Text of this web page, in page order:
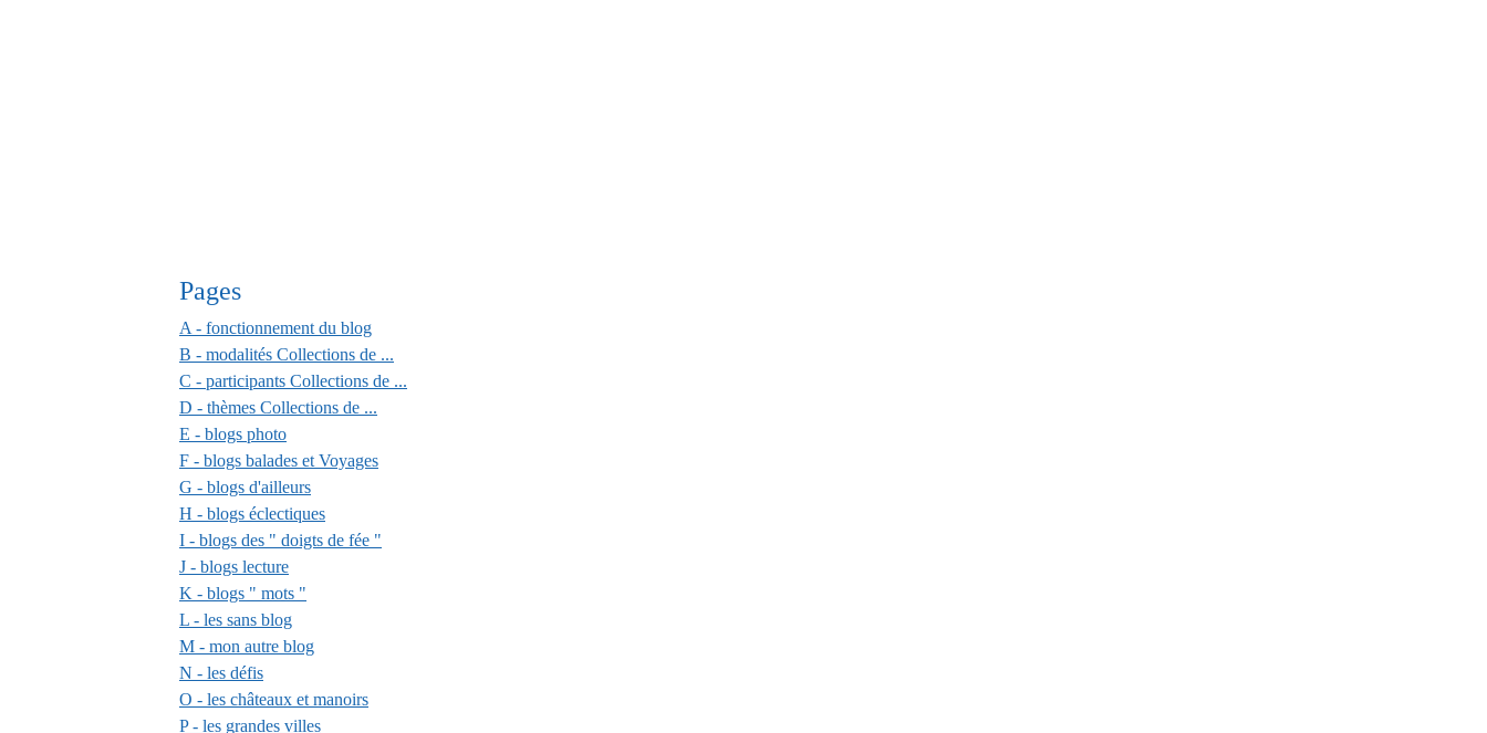
Pages
A - fonctionnement du blog
B - modalités Collections de ...
C - participants Collections de ...
D - thèmes Collections de ...
E - blogs photo
F - blogs balades et Voyages
G - blogs d'ailleurs
H - blogs éclectiques
I - blogs des " doigts de fée "
J - blogs lecture
K - blogs " mots "
L - les sans blog
M - mon autre blog
N - les défis
O - les châteaux et manoirs
P - les grandes villes